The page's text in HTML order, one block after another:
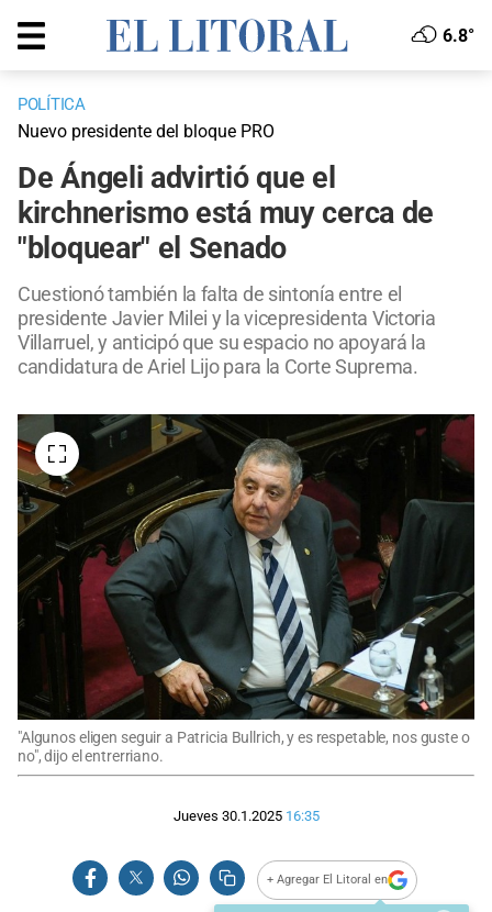
6.8°
POLÍTICA
Nuevo presidente del bloque PRO
De Ángeli advirtió que el
kirchnerismo está muy cerca de
"bloquear" el Senado
Cuestionó también la falta de sintonía entre el
presidente Javier Milei y la vicepresidenta Victoria
Villarruel, y anticipó que su espacio no apoyará la
candidatura de Ariel Lijo para la Corte Suprema.
"Algunos eligen seguir a Patricia Bullrich, y es respetable, nos guste o
no", dijo el entrerriano.
Jueves 30.1.2025 16:35
+ Agregar El Litoral en